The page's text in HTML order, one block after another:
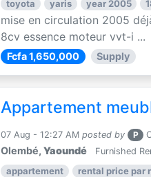
toyota yaris year 2005
mise en circulation 2005
8cv essence moteur vvt-i ...
Fcfa 1,650,000 Supply
Appartement
07 Aug - 12:27 AM posted by P
Olembé,Yaoundé Furnished
appartement rental price par